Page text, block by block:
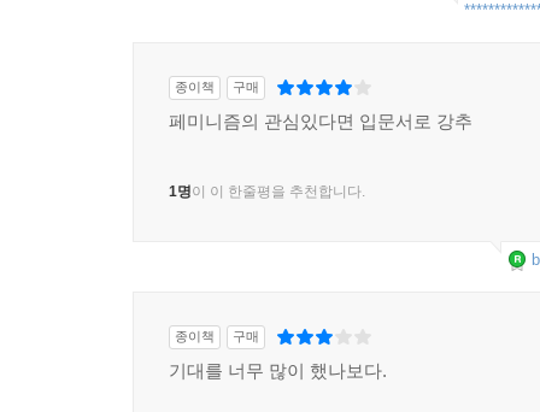
종이책 구매
페미니즘의 관심있다면 입문서로 강추
1명이 이 한줄평을 추천합니다.
종이책 구매
기대를 너무 많이 했나보다.